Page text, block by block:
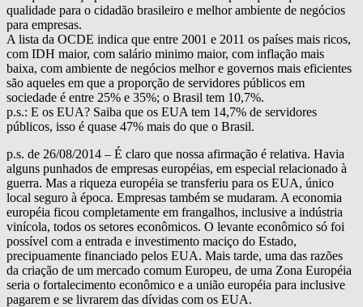
qualidade para o cidadão brasileiro e melhor ambiente de negócios
para empresas.
A lista da OCDE indica que entre 2001 e 2011 os países mais ricos,
com IDH maior, com salário minimo maior, com inflação mais
baixa, com ambiente de negócios melhor e governos mais eficientes
são aqueles em que a proporção de servidores públicos em
sociedade é entre 25% e 35%; o Brasil tem 10,7%.
p.s.: E os EUA? Saiba que os EUA tem 14,7% de servidores
públicos, isso é quase 47% mais do que o Brasil.
p.s. de 26/08/2014 – É claro que nossa afirmação é relativa. Havia
alguns punhados de empresas européias, em especial relacionado à
guerra. Mas a riqueza européia se transferiu para os EUA, único
local seguro à época. Empresas também se mudaram. A economia
européia ficou completamente em frangalhos, inclusive a indústria
vinícola, todos os setores econômicos. O levante econômico só foi
possível com a entrada e investimento maciço do Estado,
precipuamente financiado pelos EUA. Mais tarde, uma das razões
da criação de um mercado comum Europeu, de uma Zona Européia
seria o fortalecimento econômico e a união européia para inclusive
pagarem e se livrarem das dívidas com os EUA.